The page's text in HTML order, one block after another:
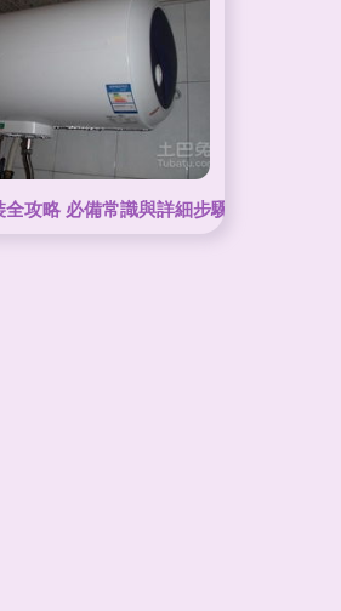
攻略 必備常識與詳細步驟